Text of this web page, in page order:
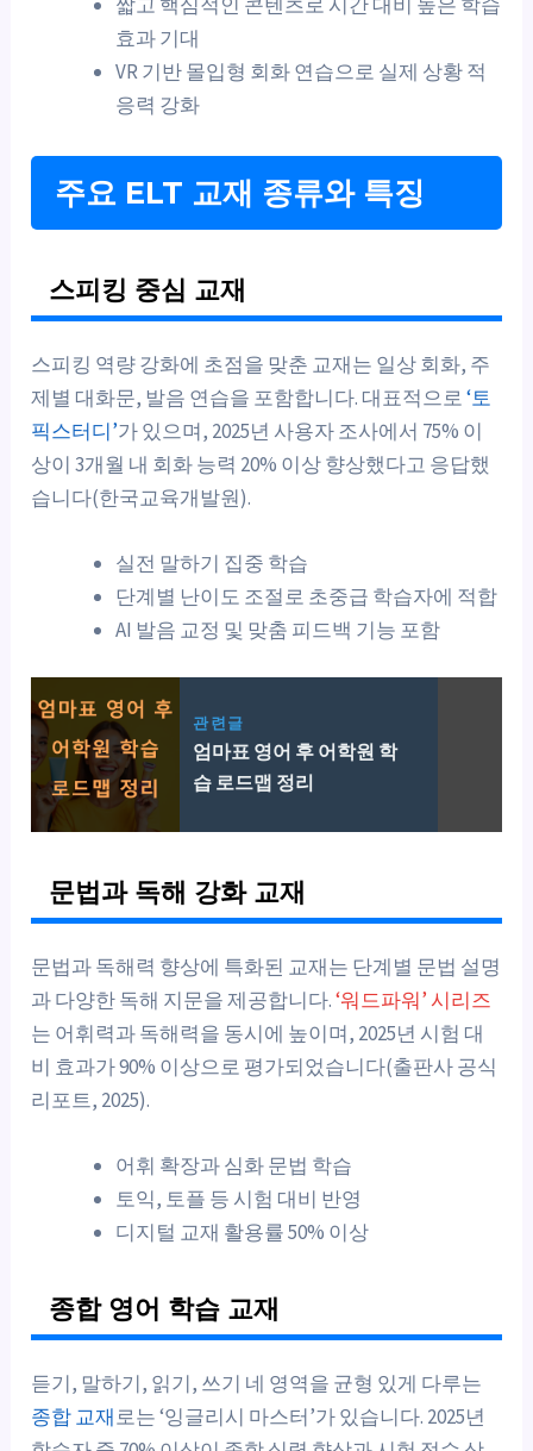
효과 기대
VR 기반 몰입형 회화 연습으로 실제 상황 적
응력 강화
주요 ELT 교재 종류와 특징
스피킹 중심 교재
스피킹 역량 강화에 초점을 맞춘 교재는 일상 회화, 주
제별 대화문, 발음 연습을 포함합니다. 대표적으로‘토
픽스터디’가 있으며, 2025년 사용자 조사에서 75% 이
상이 3개월 내 회화 능력 20% 이상 향상했다고 응답했
습니다(한국교육개발원).
실전 말하기 집중 학습
단계별 난이도 조절로 초중급 학습자에 적합
AI 발음 교정 및 맞춤 피드백 기능 포함
관련글
엄마표 영어 후 어학원 학
습 로드맵 정리
문법과 독해 강화 교재
문법과 독해력 향상에 특화된 교재는 단계별 문법 설명
과 다양한 독해 지문을 제공합니다.‘워드파워’ 시리즈
는 어휘력과 독해력을 동시에 높이며, 2025년 시험 대
비 효과가 90% 이상으로 평가되었습니다(출판사 공식
리포트, 2025).
어휘 확장과 심화 문법 학습
토익, 토플 등 시험 대비 반영
디지털 교재 활용률 50% 이상
종합 영어 학습 교재
듣기, 말하기, 읽기, 쓰기 네 영역을 균형 있게 다루는
종합 교재로는 ‘잉글리시 마스터’가 있습니다. 2025년